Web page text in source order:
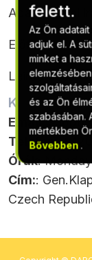
Adatvédelmi
Előfizetési
Leiratkozás
Email:
Telefon:
Órák:
Cím::
Czech
felett.
Az Ön
adjuk el. A
minket a
és az Ön
szabásában.
mértékben
Bővebben .